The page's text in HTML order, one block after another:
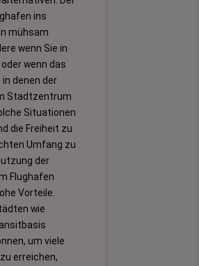
ins
mühsam
wenn Sie in
wenn das
denen der
Stadtzentrum
Situationen
die Freiheit zu
Umfang zu
der
Flughafen
Vorteile.
wie
um viele
erreichen,